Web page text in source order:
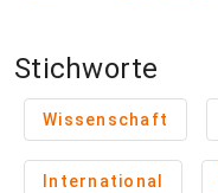
Stichworte
Wissenschaft
International